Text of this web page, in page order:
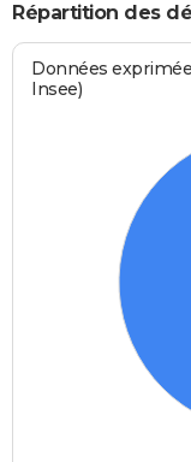
Répartition des
Données
Insee)